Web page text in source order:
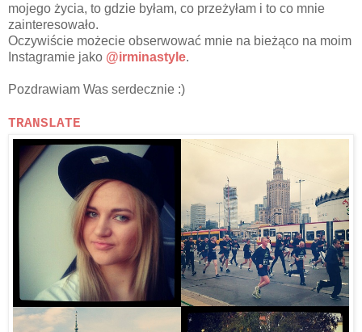
mojego życia, to gdzie byłam, co przeżyłam i to co mnie
zainteresowało.
Oczywiście możecie obserwować mnie na bieżąco na moim
Instagramie jako @irminastyle.
Pozdrawiam Was serdecznie :)
TRANSLATE